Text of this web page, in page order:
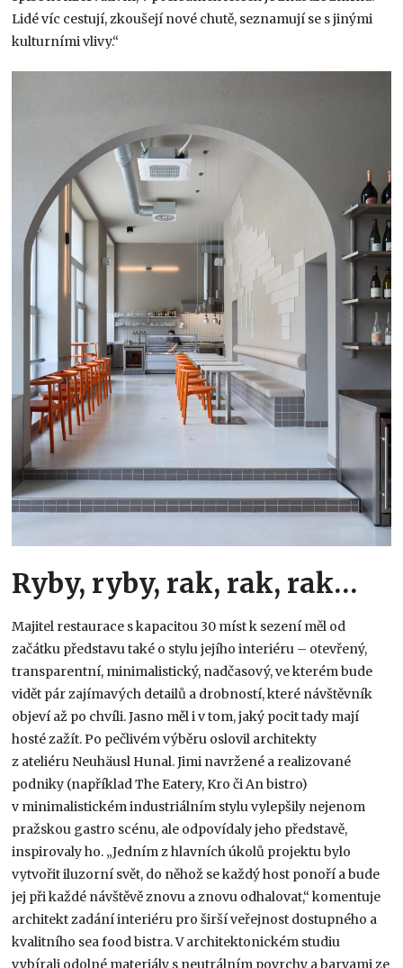
Lidé víc cestují, zkoušejí nové chutě, seznamují se s jinými
kulturními vlivy.“
Ryby, ryby, rak, rak, rak…
Majitel restaurace s kapacitou 30 míst k sezení měl od
začátku představu také o stylu jejího interiéru – otevřený,
transparentní, minimalistický, nadčasový, ve kterém bude
vidět pár zajímavých detailů a drobností, které návštěvník
objeví až po chvíli. Jasno měl i v tom, jaký pocit tady mají
hosté zažít. Po pečlivém výběru oslovil architekty
z ateliéru Neuhäusl Hunal. Jimi navržené a realizované
podniky (například The Eatery, Kro či An bistro)
v minimalistickém industriálním stylu vylepšily nejenom
pražskou gastro scénu, ale odpovídaly jeho představě,
inspirovaly ho. „Jedním z hlavních úkolů projektu bylo
vytvořit iluzorní svět, do něhož se každý host ponoří a bude
jej při každé návštěvě znovu a znovu odhalovat,“ komentuje
architekt zadání interiéru pro širší veřejnost dostupného a
kvalitního sea food bistra. V architektonickém studiu
vybírali odolné materiály s neutrálním povrchy a barvami ze